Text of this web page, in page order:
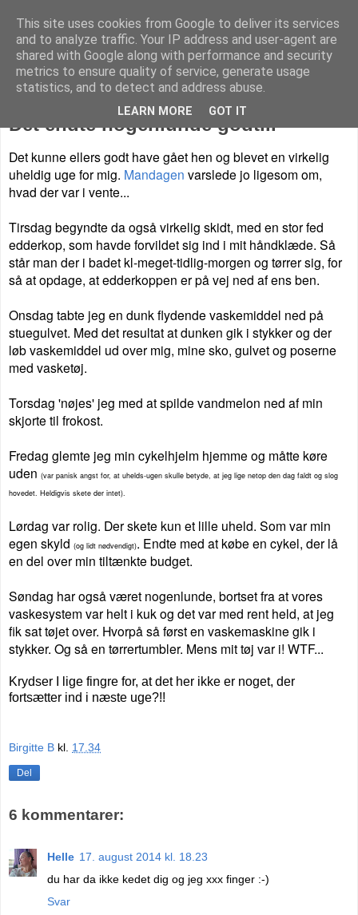
Livet på Vestegnen
Det endte nogenlunde godt...
Det kunne ellers godt have gået hen og blevet en virkelig
uheldig uge for mig. Mandagen varslede jo ligesom om,
hvad der var i vente...
Tirsdag begyndte da også virkelig skidt, med en stor fed
edderkop, som havde forvildet sig ind i mit håndklæde. Så
står man der i badet kl-meget-tidlig-morgen og tørrer sig, for
så at opdage, at edderkoppen er på vej ned af ens ben.
Onsdag tabte jeg en dunk flydende vaskemiddel ned på
stuegulvet. Med det resultat at dunken gik i stykker og der
løb vaskemiddel ud over mig, mine sko, gulvet og poserne
med vasketøj.
Torsdag 'nøjes' jeg med at spilde vandmelon ned af min
skjorte til frokost.
Fredag glemte jeg min cykelhjelm hjemme og måtte køre
uden (var panisk angst for, at uhelds-ugen skulle betyde, at jeg lige netop den dag faldt og slog
hovedet. Heldigvis skete der intet).
Lørdag var rolig. Der skete kun et lille uheld. Som var min
egen skyld (og lidt nødvendigt). Endte med at købe en cykel, der lå
en del over min tiltænkte budget.
Søndag har også været nogenlunde, bortset fra at vores
vaskesystem var helt i kuk og det var med rent held, at jeg
fik sat tøjet over. Hvorpå så først en vaskemaskine gik i
stykker. Og så en tørrertumbler. Mens mit tøj var i! WTF...
Krydser I lige fingre for, at det her ikke er noget, der
fortsætter ind i næste uge?!!
Birgitte B kl. 17.34
Del
6 kommentarer:
Helle 17. august 2014 kl. 18.23
du har da ikke kedet dig og jeg xxx finger :-)
Svar
This site uses cookies from Google to deliver its services
and to analyze traffic. Your IP address and user-agent are
shared with Google along with performance and security
metrics to ensure quality of service, generate usage
statistics, and to detect and address abuse.
LEARN MORE GOT IT